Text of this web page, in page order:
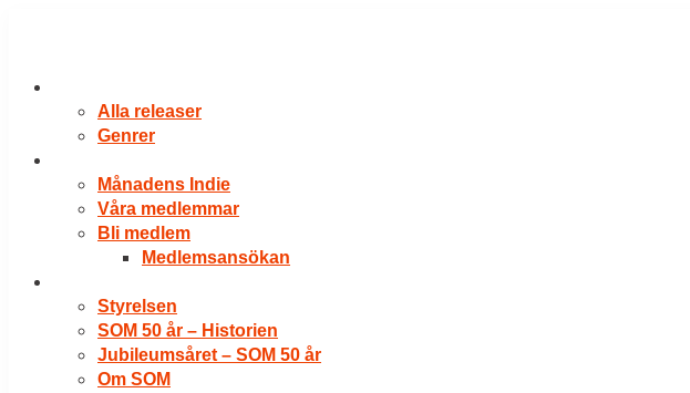
Alla releaser
Genrer
Månadens Indie
Våra medlemmar
Bli medlem
Medlemsansökan
Styrelsen
SOM 50 år – Historien
Jubileumsåret – SOM 50 år
Om SOM